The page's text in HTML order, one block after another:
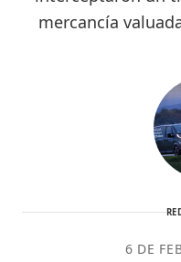
mercancía
6 DE